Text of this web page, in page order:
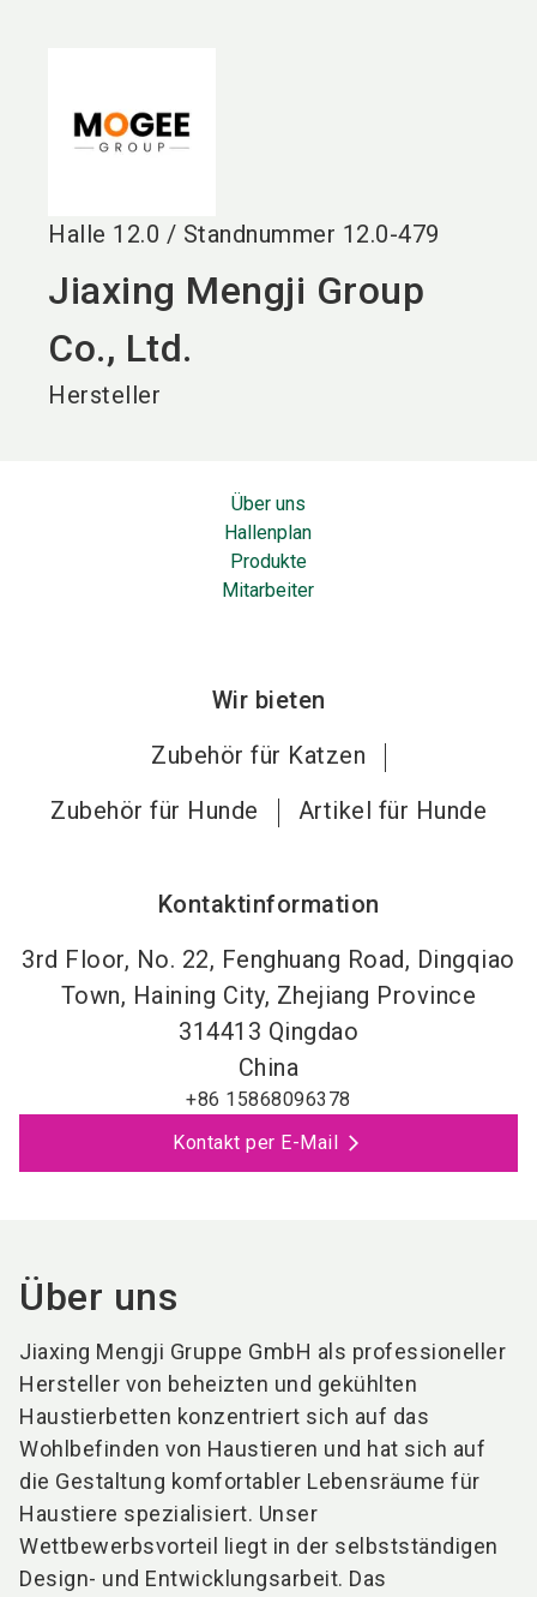
Halle 12.0 / Standnummer 12.0-479
Jiaxing Mengji Group
Co., Ltd.
Hersteller
Über uns
Hallenplan
Produkte
Mitarbeiter
Wir bieten
Zubehör für Katzen
Zubehör für Hunde
Artikel für Hunde
Kontaktinformation
3rd Floor, No. 22, Fenghuang Road, Dingqiao
Town, Haining City, Zhejiang Province
314413 Qingdao
China
+86 15868096378
Kontakt per E-Mail
Über uns
Jiaxing Mengji Gruppe GmbH als professioneller
Hersteller von beheizten und gekühlten
Haustierbetten konzentriert sich auf das
Wohlbefinden von Haustieren und hat sich auf
die Gestaltung komfortabler Lebensräume für
Haustiere spezialisiert. Unser
Wettbewerbsvorteil liegt in der selbstständigen
Design- und Entwicklungsarbeit. Das